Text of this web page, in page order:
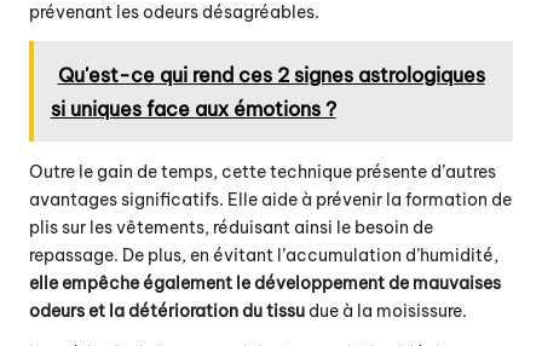
prévenant les odeurs désagréables.
Qu'est-ce qui rend ces 2 signes astrologiques
si uniques face aux émotions ?
Outre le gain de temps, cette technique présente d’autres
avantages significatifs. Elle aide à prévenir la formation de
plis sur les vêtements, réduisant ainsi le besoin de
repassage. De plus, en évitant l’accumulation d’humidité,
elle empêche également le développement de mauvaises
odeurs et la détérioration du tissu due à la moisissure.